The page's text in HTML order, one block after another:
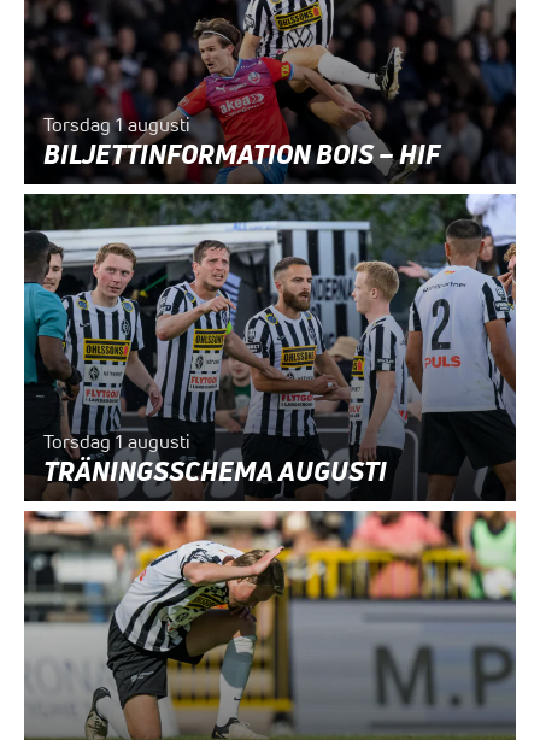
Torsdag 1 augusti
BILJETTINFORMATION BOIS – HIF
Torsdag 1 augusti
TRÄNINGSSCHEMA AUGUSTI